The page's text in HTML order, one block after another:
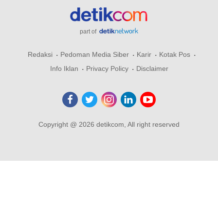
part of
Redaksi Pedoman Media Siber Karir
Kotak Pos
Info Iklan
Privacy Policy Disclaimer
Copyright @ 2026 detikcom, All right reserved